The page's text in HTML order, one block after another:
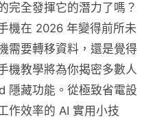
完全發揮它的潛力了嗎？
機在 2026 年變得前所未
需要轉移資料，還是覺得
機教學將為你揭密多數人
隱藏功能。從極致省電設
作效率的 AI 實用小技